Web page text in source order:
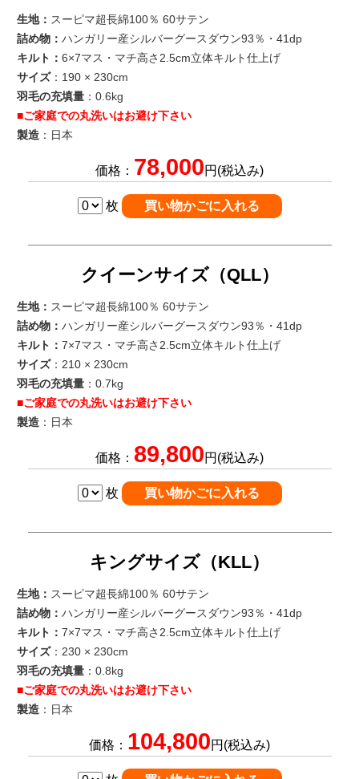
生地： スーピマ超長綿100％ 60サテン
詰め物：ハンガリー産シルバーグースダウン93％・41dp
キルト：6×7マス・マチ高さ2.5cm立体キルト仕上げ
サイズ：190 × 230cm
羽毛の充填量 ：0.6kg
■ご家庭での丸洗いはお避け下さい
製造 ：日本
価格： 78,000円(税込み)
枚
クイーンサイズ（QLL）
生地： スーピマ超長綿100％ 60サテン
詰め物：ハンガリー産シルバーグースダウン93％・41dp
キルト：7×7マス・マチ高さ2.5cm立体キルト仕上げ
サイズ：210 × 230cm
羽毛の充填量 ：0.7kg
■ご家庭での丸洗いはお避け下さい
製造 ：日本
価格： 89,800円(税込み)
枚
キングサイズ（KLL）
生地： スーピマ超長綿100％ 60サテン
詰め物：ハンガリー産シルバーグースダウン93％・41dp
キルト：7×7マス・マチ高さ2.5cm立体キルト仕上げ
サイズ：230 × 230cm
羽毛の充填量 ：0.8kg
■ご家庭での丸洗いはお避け下さい
製造 ：日本
価格： 104,800円(税込み)